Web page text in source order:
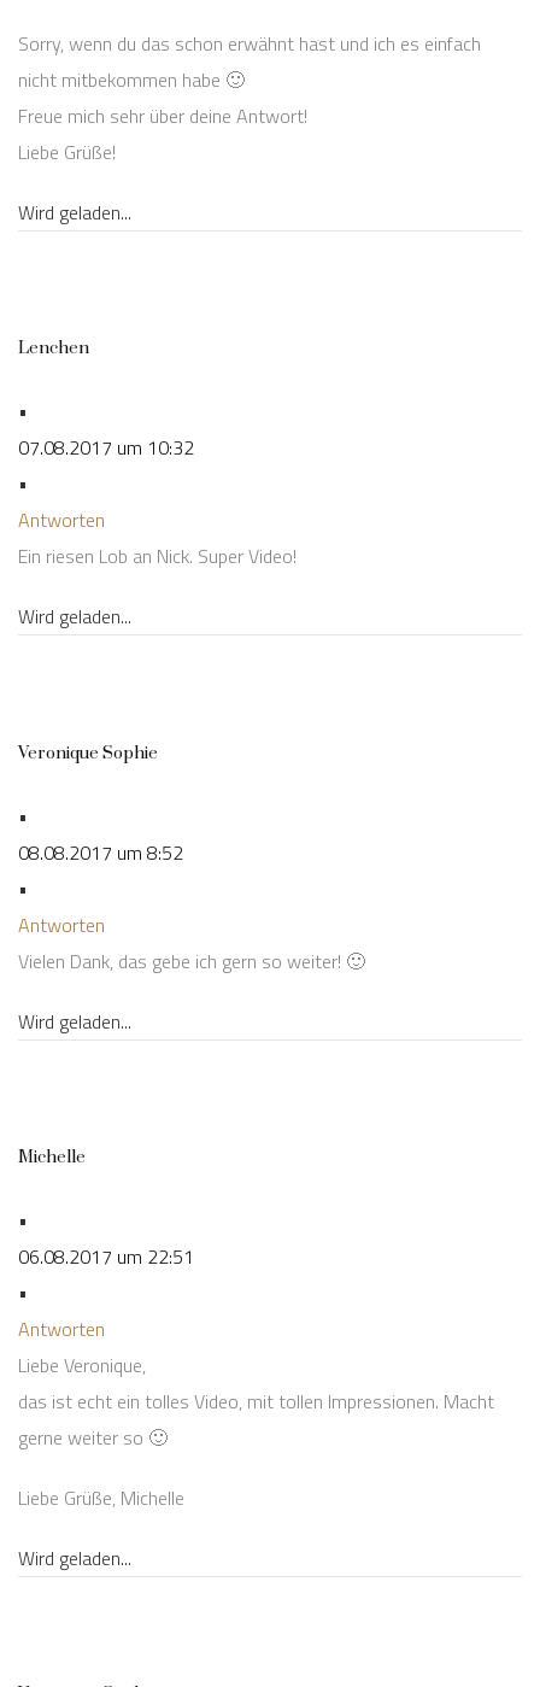
Sorry, wenn du das schon erwähnt hast und ich es einfach
nicht mitbekommen habe 🙂
Freue mich sehr über deine Antwort!
Liebe Grüße!
Wird geladen...
Lenchen
•
07.08.2017 um 10:32
•
Antworten
Ein riesen Lob an Nick. Super Video!
Wird geladen...
Veronique Sophie
•
08.08.2017 um 8:52
•
Antworten
Vielen Dank, das gebe ich gern so weiter! 🙂
Wird geladen...
Michelle
•
06.08.2017 um 22:51
•
Antworten
Liebe Veronique,
das ist echt ein tolles Video, mit tollen Impressionen. Macht
gerne weiter so 🙂
Liebe Grüße, Michelle
Wird geladen...